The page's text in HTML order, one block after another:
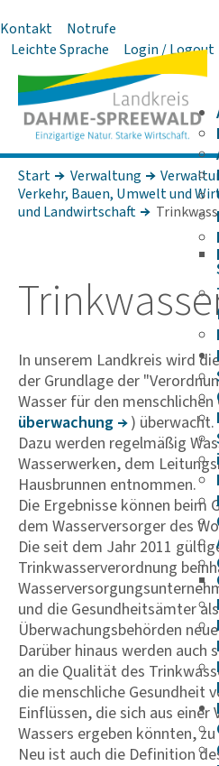
Kontakt
Notrufe
Leichte Sprache
Login / Logout
Start Verwaltung
Verkehr, Bauen, Umwelt und
und Land­wirt­schaft
In unserem Landkreis wird
der Grundlage der
Wasser für den menschlichen
über­wa­chung
) überwacht.
Dazu werden regelmäßig
Wasserwerken, dem
Hausbrunnen entnommen.
Die Ergebnisse können beim
dem Wasserversorger des
Die seit dem Jahr 2011
Trinkwasserverordnung
und die Gesundheitsämter als
Überwachungsbehörden
Darüber hinaus werden
an die Qualität des
die menschliche Gesundheit
Einflüssen, die sich aus einer
Wassers ergeben könnten,
Neu ist auch die Definition